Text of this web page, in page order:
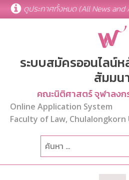
ดูประกาศทั้งหมด (All News
ระบบสมัครออนไลน์
สัมมน
คณะนิติศาสตร์ จุฬาลง
Online Application System
Faculty of Law,
ค้นหา
สำหรับ: